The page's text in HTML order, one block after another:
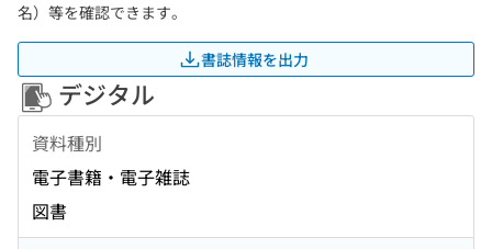
名）等を確認できます。
書誌情報を出力
デジタル
資料種別
電子書籍・電子雑誌
図書